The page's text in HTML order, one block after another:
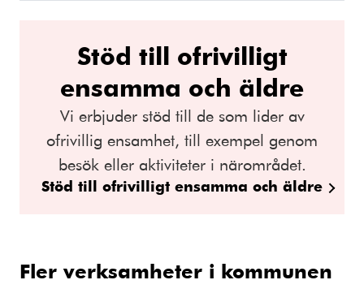
Stöd till ofrivilligt
ensamma och äldre
Vi erbjuder stöd till de som lider av
ofrivillig ensamhet, till exempel genom
besök eller aktiviteter i närområdet.
Stöd till ofrivilligt ensamma och äldre
Fler verksamheter i kommunen